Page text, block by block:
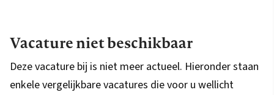
Vacature niet beschikbaar
Deze vacature bij is niet meer actueel. Hieronder staan
enkele vergelijkbare vacatures die voor u wellicht